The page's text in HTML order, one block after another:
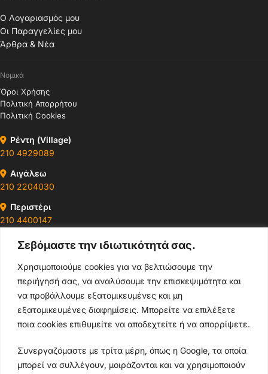
Σεβόμαστε την ιδιωτικότητά σας.
Χρησιμοποιούμε cookies για να βελτιώσουμε την
περιήγησή σας, να αναλύσουμε την επισκεψιμότητα και
να προβάλλουμε εξατομικευμένες και μη
εξατομικευμένες διαφημίσεις. Μπορείτε να επιλέξετε
ποια cookies επιθυμείτε να αποδεχτείτε ή να απορρίψετε.
Συνεργαζόμαστε με τρίτα μέρη, όπως η Google, τα οποία
μπορεί να συλλέγουν, μοιράζονται και να χρησιμοποιούν
Ο Λογαριασμός μου
Οι Παραγγελίες μου
Άρθρα & Νέα
Νομικά
Όροι Χρήσης
Πολιτική Απορρήτου
Πολιτική Cookies
Ρέντη (Village)
210 4929089
Αιγάλεω
210 2204030
Περιστέρι
210 4400147
Ωράρια & Διευθύνσεις →
210 4929089
Κεντρικό τηλέφωνο
info@thikishop.gr
Δευ - Σάβ: 10:00 - 21:00